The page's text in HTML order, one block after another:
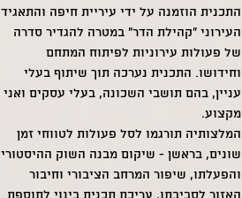
התכנית הוזמנה על ידי עיריית חיפה והתאגיד
העירוני "קהילת הדר" במטרה להגדיר סדרה
של פעולות עירוניות לפיתוח המתחם
וחידושו. התכנית נערכה תוך שיתוף בעלי
עניין, בהם תושבי השכונה, בעלי עסקים ואני
מקצוע.
המלצותיה תורגמו לסל פעולות לטווחי זמן
שונים, בראשן - שיקום מבנה השוק ההיסטורי
והפעלתו, שיפור המרחב הציבורי וחיבור